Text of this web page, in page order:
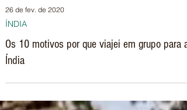
26 de fev. de 2020
Os 10 motivos por que viajei em grupo para a